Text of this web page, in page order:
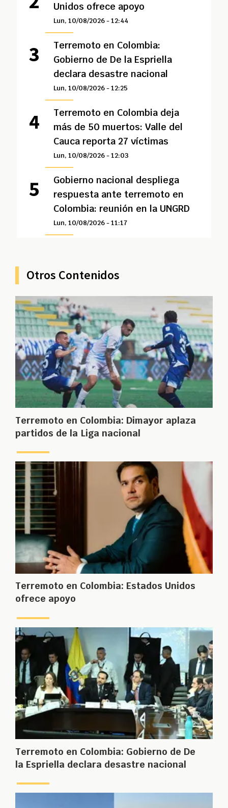
Unidos ofrece apoyo
Lun, 10/08/2026 - 12:44
Terremoto en Colombia:
Gobierno de De la Espriella
declara desastre nacional
Lun, 10/08/2026 - 12:25
Terremoto en Colombia deja
más de 50 muertos: Valle del
Cauca reporta 27 víctimas
Lun, 10/08/2026 - 12:03
Gobierno nacional despliega
respuesta ante terremoto en
Colombia: reunión en la UNGRD
Lun, 10/08/2026 - 11:17
Otros Contenidos
Terremoto en Colombia: Dimayor aplaza
partidos de la Liga nacional
Terremoto en Colombia: Estados Unidos
ofrece apoyo
Terremoto en Colombia: Gobierno de De
la Espriella declara desastre nacional